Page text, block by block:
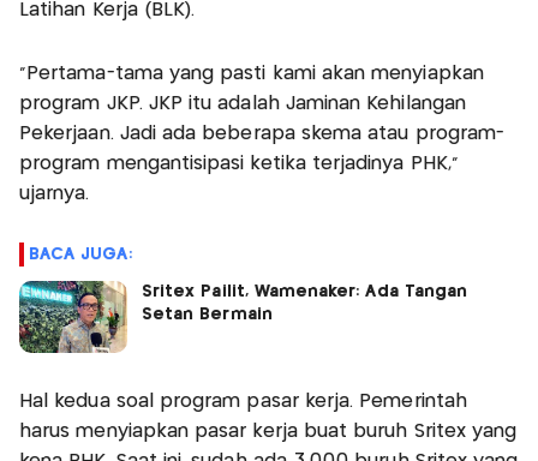
Latihan Kerja (BLK).
"Pertama-tama yang pasti kami akan menyiapkan
program JKP. JKP itu adalah Jaminan Kehilangan
Pekerjaan. Jadi ada beberapa skema atau program-
program mengantisipasi ketika terjadinya PHK,"
ujarnya.
BACA JUGA:
Sritex Pailit, Wamenaker: Ada Tangan
Setan Bermain
Hal kedua soal program pasar kerja. Pemerintah
harus menyiapkan pasar kerja buat buruh Sritex yang